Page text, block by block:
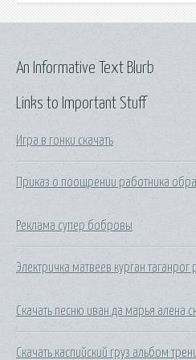
Links to Important Stuff
Игра в гонки скачать
Приказ о поощрении работника
Реклама супер бобровы
Электричка матвеев курган таганрог
Скачать песню иван да марья алена
Скачать каспийский груз альбом
An Informative Text Blurb